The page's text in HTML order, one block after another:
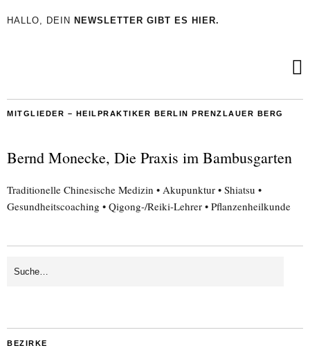
HALLO, DEIN NEWSLETTER GIBT ES HIER.
MITGLIEDER – HEILPRAKTIKER BERLIN PRENZLAUER BERG
Bernd Monecke, Die Praxis im Bambusgarten
Traditionelle Chinesische Medizin • Akupunktur • Shiatsu •
Gesundheitscoaching • Qigong-/Reiki-Lehrer • Pflanzenheilkunde
BEZIRKE